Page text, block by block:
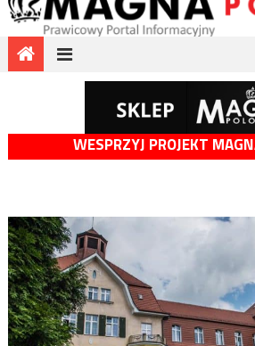
WESPRZYJ PROJEKT